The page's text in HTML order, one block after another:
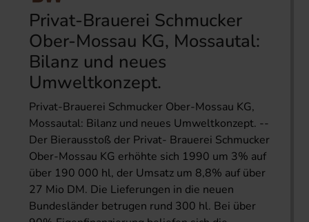
Privat-Brauerei Schmucker
Ober-Mossau KG, Mossautal:
Bilanz und neues
Umweltkonzept.
Privat-Brauerei Schmucker Ober-Mossau KG,
Mossautal: Bilanz und neues Umweltkonzept. --
Der Bierausstoß der Privat- Brauerei Schmucker
Ober-Mossau KG erhöhte sich 1990 um 3% auf
über 190 000 hl, der Umsatz um 8,8% auf über
27 Mio DM. Die Lieferungen in die neuen
Bundesländer betrugen rund 300 hl. Bei über